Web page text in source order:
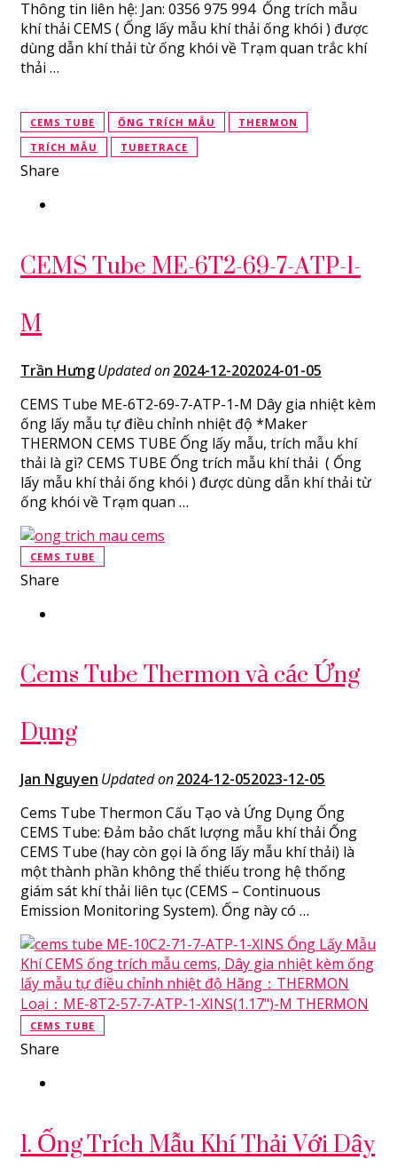
Thông tin liên hệ: Jan: 0356 975 994 Ống trích mẫu
khí thải CEMS ( Ống lấy mẫu khí thải ống khói ) được
dùng dẫn khí thải từ ống khói về Trạm quan trắc khí
thải …
CEMS TUBE ỐNG TRÍCH MẪU
THERMON
TRÍCH MẪU
TUBETRACE
Share
CEMS Tube ME-6T2-69-7-ATP-1-
M
Trần HưngUpdated on2024-12-202024-01-05
CEMS Tube ME-6T2-69-7-ATP-1-M Dây gia nhiệt kèm
ống lấy mẫu tự điều chỉnh nhiệt độ *Maker
THERMON CEMS TUBE Ống lấy mẫu, trích mẫu khí
thải là gì? CEMS TUBE Ống trích mẫu khí thải ( Ống
lấy mẫu khí thải ống khói ) được dùng dẫn khí thải từ
ống khói về Trạm quan …
CEMS TUBE
Share
Cems Tube Thermon và các Ứng
Dụng
Jan Nguyen Updated on2024-12-052023-12-05
Cems Tube Thermon Cấu Tạo và Ứng Dụng Ống
CEMS Tube: Đảm bảo chất lượng mẫu khí thải Ống
CEMS Tube (hay còn gọi là ống lấy mẫu khí thải) là
một thành phần không thể thiếu trong hệ thống
giám sát khí thải liên tục (CEMS – Continuous
Emission Monitoring System). Ống này có …
CEMS TUBE
Share
1. Ống Trích Mẫu Khí Thải Với Dây